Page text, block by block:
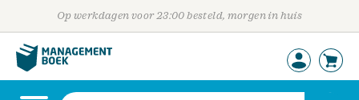
Op werkdagen voor 23:00 besteld, morgen in huis